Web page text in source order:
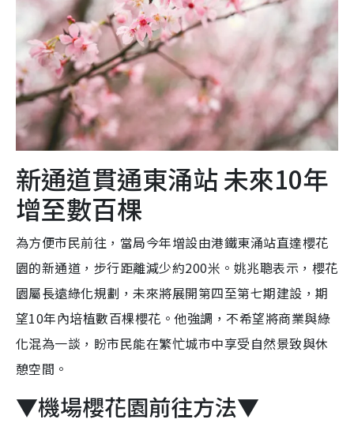
新通道貫通東涌站 未來10年
增至數百棵
為方便市民前往，當局今年增設由港鐵東涌站直達櫻花
園的新通道，步行距離減少約200米。姚兆聰表示，櫻花
園屬長遠綠化規劃，未來將展開第四至第七期建設，期
望10年內培植數百棵櫻花。他強調，不希望將商業與綠
化混為一談，盼市民能在繁忙城市中享受自然景致與休
憩空間。
▼機場櫻花園前往方法▼